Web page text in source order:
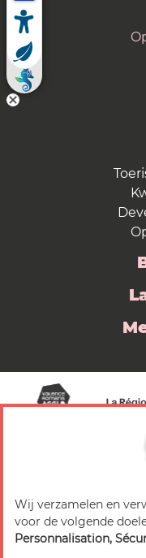
© 2026 Valence
Wij verzamelen en
voor de volgende
Personnalisation,